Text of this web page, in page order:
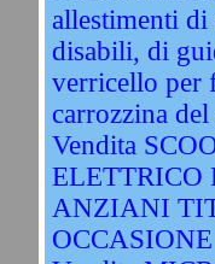
allestimenti
disabili, di
verricello per
carrozzina
Vendita
ELETTRICO
ANZIANI